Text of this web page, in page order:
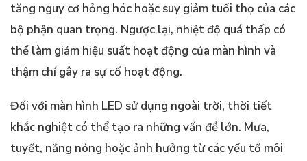
tăng nguy cơ hỏng hóc hoặc suy giảm tuổi thọ của các
bộ phận quan trọng. Ngược lại, nhiệt độ quá thấp có
thể làm giảm hiệu suất hoạt động của màn hình và
thậm chí gây ra sự cố hoạt động.
Đối với màn hình LED sử dụng ngoài trời, thời tiết
khắc nghiệt có thể tạo ra những vấn đề lớn. Mưa,
tuyết, nắng nóng hoặc ảnh hưởng từ các yếu tố môi